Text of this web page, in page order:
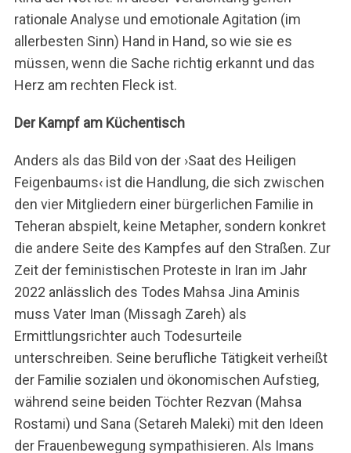
rationale Analyse und emotionale Agitation (im
allerbesten Sinn) Hand in Hand, so wie sie es
müssen, wenn die Sache richtig erkannt und das
Herz am rechten Fleck ist.
Der Kampf am Küchentisch
Anders als das Bild von der ›Saat des Heiligen
Feigenbaums‹ ist die Handlung, die sich zwischen
den vier Mitgliedern einer bürgerlichen Familie in
Teheran abspielt, keine Metapher, sondern konkret
die andere Seite des Kampfes auf den Straßen. Zur
Zeit der feministischen Proteste in Iran im Jahr
2022 anlässlich des Todes Mahsa Jina Aminis
muss Vater Iman (Missagh Zareh) als
Ermittlungsrichter auch Todesurteile
unterschreiben. Seine berufliche Tätigkeit verheißt
der Familie sozialen und ökonomischen Aufstieg,
während seine beiden Töchter Rezvan (Mahsa
Rostami) und Sana (Setareh Maleki) mit den Ideen
der Frauenbewegung sympathisieren. Als Imans